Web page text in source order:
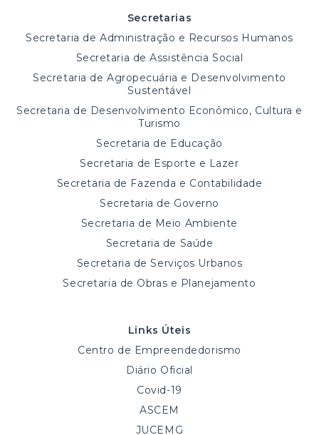
Secretarias
Secretaria de Administração e Recursos Humanos
Secretaria de Assistência Social
Secretaria de Agropecuária e Desenvolvimento
Sustentável
Secretaria de Desenvolvimento Econômico, Cultura e
Turismo
Secretaria de Educação
Secretaria de Esporte e Lazer
Secretaria de Fazenda e Contabilidade
Secretaria de Governo
Secretaria de Meio Ambiente
Secretaria de Saúde
Secretaria de Serviços Urbanos
Secretaria de Obras e Planejamento
Links Úteis
Centro de Empreendedorismo
Diário Oficial
Covid-19
ASCEM
JUCEMG